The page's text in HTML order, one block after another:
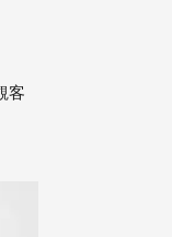
客